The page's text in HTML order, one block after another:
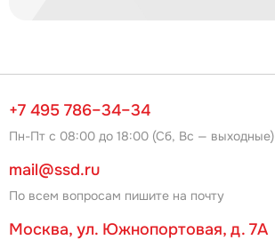
+7 495 786–34–34
Пн-Пт с 08:00 до 18:00 (Сб, Вс — выходные)
mail@ssd.ru
По всем вопросам пишите на почту
Москва, ул. Южнопортовая, д. 7А